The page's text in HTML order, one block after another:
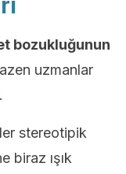
bozukluğunun
uzmanlar
stereotipik
biraz ışık